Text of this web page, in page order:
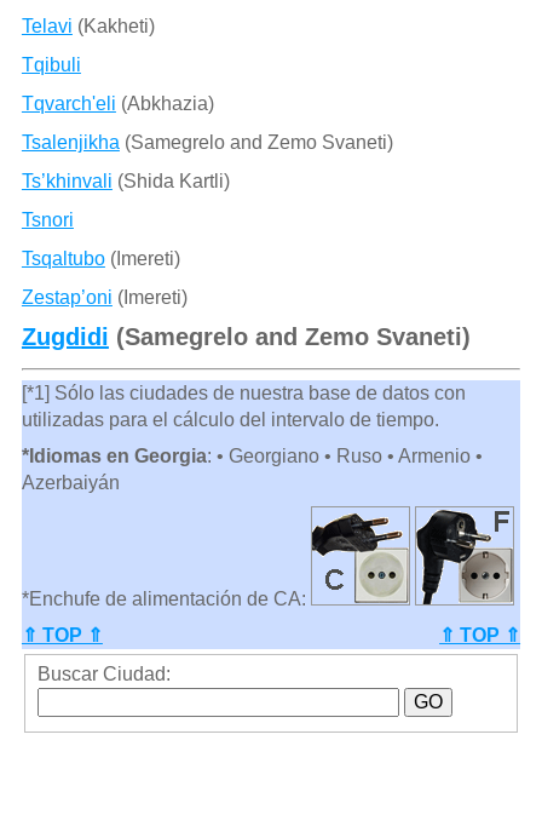
Telavi (Kakheti)
Tqibuli
Tqvarch'eli (Abkhazia)
Tsalenjikha (Samegrelo and Zemo Svaneti)
Ts’khinvali (Shida Kartli)
Tsnori
Tsqaltubo(Imereti)
Zestap’oni (Imereti)
Zugdidi (Samegrelo and Zemo Svaneti)
[*1] Sólo las ciudades de nuestra base de datos con
utilizadas para el cálculo del intervalo de tiempo.
*Idiomas en Georgia: • Georgiano • Ruso • Armenio •
Azerbaiyán
*Enchufe de alimentación de CA:
⇑ TOP ⇑
⇑ TOP ⇑
Buscar Ciudad: